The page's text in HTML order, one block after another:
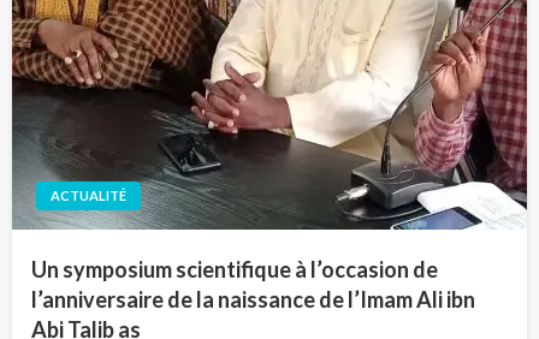
ACTUALITÉ
Un symposium scientifique à l’occasion de
l’anniversaire de la naissance de l’Imam Ali ibn
Abi Talib as